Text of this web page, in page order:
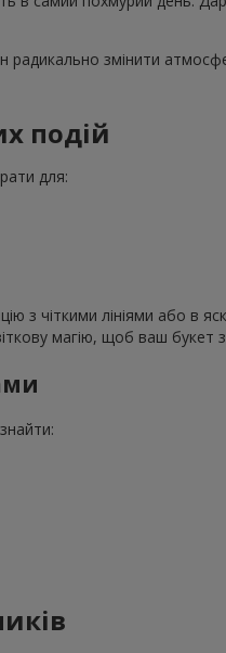
змінити
подій
для:
з чіткими лініями або в
магію, щоб ваш